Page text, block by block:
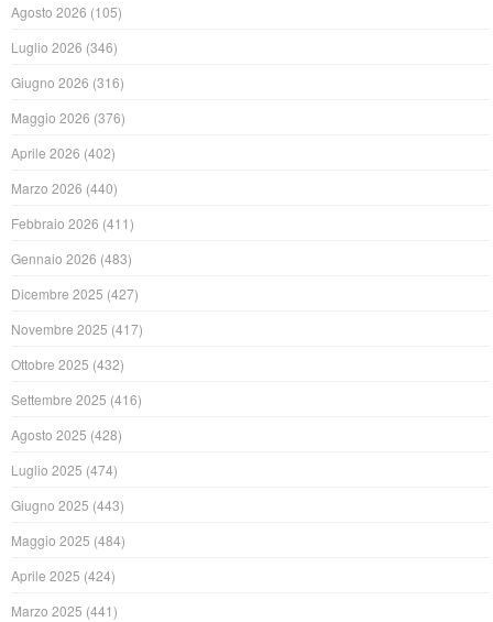
Agosto 2026 (105)
Luglio 2026 (346)
Giugno 2026 (316)
Maggio 2026 (376)
Aprile 2026 (402)
Marzo 2026 (440)
Febbraio 2026 (411)
Gennaio 2026 (483)
Dicembre 2025 (427)
Novembre 2025 (417)
Ottobre 2025 (432)
Settembre 2025 (416)
Agosto 2025 (428)
Luglio 2025 (474)
Giugno 2025 (443)
Maggio 2025 (484)
Aprile 2025 (424)
Marzo 2025 (441)